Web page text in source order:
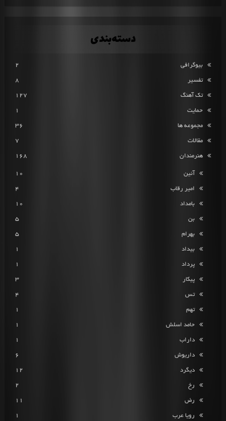
دسته‌بندی
بیوگرافی 2
تفسیر 8
تک آهنگ 127
حمایت 1
مجموعه ها 36
مقالات 7
هنرمندان 168
آئین 10
امیر رقاب 4
بامداد 10
بن 5
بهرام 5
بیداد 1
پرداد 1
پیکار 3
تس 4
تهم 1
حامد اسلش 1
داراب 1
داریوش 6
دیگرد 12
رخ 2
رض 11
رویا عرب 1